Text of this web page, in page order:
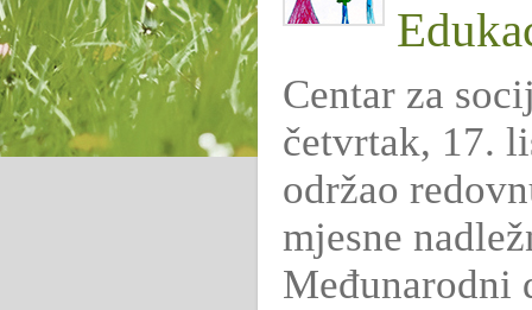
Centar za
četvrtak, 17.
održao
mjesne
Međunarodni